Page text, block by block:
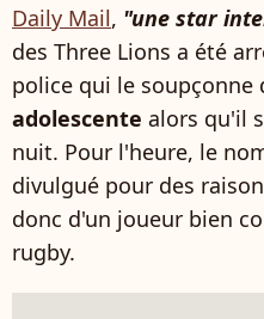
Daily Mail, "une star
des Three Lions a été
police qui le soupçonne
adolescente alors qu'il
nuit. Pour l'heure, le
divulgué pour des
donc d'un joueur bien
rugby.